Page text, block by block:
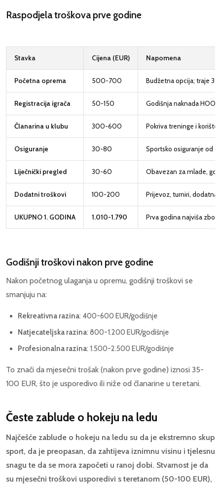
Raspodjela troškova prve godine
Stavka Cijena (EUR) Napomena
Početna oprema 500-700 Budžetna opcija; traje 3-
Registracija igrača 50-150 Godišnja naknada HOO
Članarina u klubu 300-600 Pokriva treninge i
Osiguranje 30-80 Sportsko osiguranje od
Liječnički pregled 30-60 Obavezan za mlade,
Dodatni troškovi 100-200 Prijevoz, turniri, dodatna
UKUPNO 1. GODINA 1.010-1.790 Prva godina najviša
Godišnji troškovi nakon prve godine
Nakon početnog ulaganja u opremu, godišnji troškovi se
smanjuju na:
Rekreativna razina: 400-600 EUR/godišnje
Natjecateljska razina: 800-1.200 EUR/godišnje
Profesionalna razina: 1.500-2.500 EUR/godišnje
To znači da mjesečni trošak (nakon prve godine) iznosi 35-
100 EUR, što je usporedivo ili niže od članarine u teretani.
Česte zablude o hokeju na ledu
Najčešće zablude o hokeju na ledu su da je ekstremno skup
sport, da je preopasan, da zahtijeva iznimnu visinu i tjelesnu
snagu te da se mora započeti u ranoj dobi. Stvarnost je da
su mjesečni troškovi usporedivi s teretanom (50-100 EUR),